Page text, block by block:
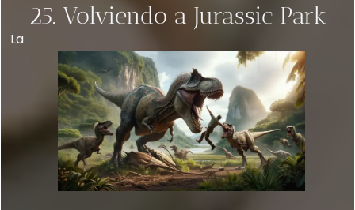
25. Volviendo a Jurassic Park
La